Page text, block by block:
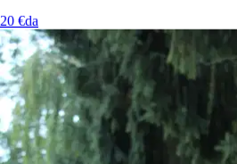
Padova, 35126
a 2,7 km di distanza
10 € da
Passeggiata cani a Padova
20 €da